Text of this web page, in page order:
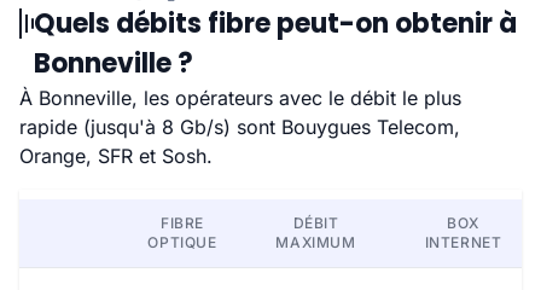
Quels débits fibre peut-on obtenir à
Bonneville ?
À Bonneville, les opérateurs avec le débit le plus
rapide (jusqu'à 8 Gb/s) sont Bouygues Telecom,
Orange, SFR et Sosh.
FIBRE
OPTIQUE
DÉBIT
MAXIMUM
BOX
INTERNET